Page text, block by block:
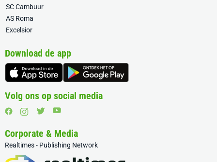
SC Cambuur
AS Roma
Excelsior
Download de app
Volg ons op social media
Corporate & Media
Realtimes - Publishing Network